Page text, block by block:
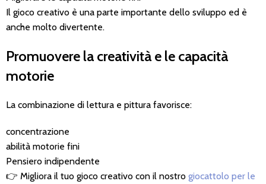
Il gioco creativo è una parte importante dello sviluppo ed è
anche molto divertente.
Promuovere la creatività e le capacità
motorie
La combinazione di lettura e pittura favorisce:
concentrazione
abilità motorie fini
Pensiero indipendente
👉 Migliora il tuo gioco creativo con il nostro giocattolo per le